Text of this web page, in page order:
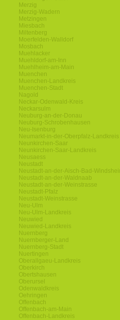
Merzig
Merzig-Wadern
Metzingen
Miesbach
Miltenberg
Moerfelden-Walldorf
Mosbach
Muehlacker
Muehldorf-am-Inn
Muehlheim-am-Main
Muenchen
Muenchen-Landkreis
Muenchen-Stadt
Nagold
Neckar-Odenwald-Kreis
Neckarsulm
Neuburg-an-der-Donau
Neuburg-Schrobenhausen
Neu-Isenburg
Neumarkt-in-der-Oberpfalz-Landkreis
Neunkirchen-Saar
Neunkirchen-Saar-Landkreis
Neusaess
Neustadt
Neustadt-an-der-Aisch-Bad-
Neustadt-an-der-Waldnaab
Neustadt-an-der-Weinstrasse
Neustadt-Pfalz
Neustadt-Weinstrasse
Neu-Ulm
Neu-Ulm-Landkreis
Neuwied
Neuwied-Landkreis
Nuernberg
Nuernberger-Land
Nuernberg-Stadt
Nuertingen
Oberallgaeu-Landkreis
Oberkirch
Obertshausen
Oberursel
Odenwaldkreis
Oehringen
Offenbach
Offenbach-am-Main
Offenbach-Landkreis